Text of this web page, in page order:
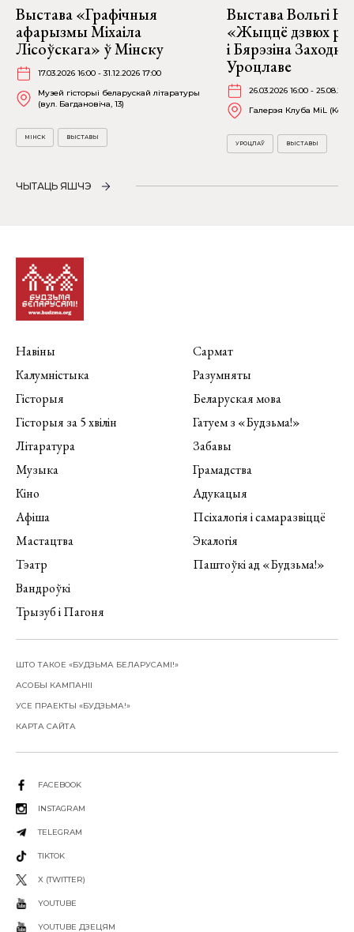
Выстава «Графічныя
афарызмы Міхаіла
Лісоўскага» ў Мінску
17.03.2026 16:00 - 31.12.2026 17:00
Музей гісторыі беларускай літаратуры
(вул. Багдановіча, 13)
МІНСК ВЫСТАВЫ
Выстава Вольгі
«Жыццё дзвюх
і Бярэзіна
Уроцлаве
26.03.2026 16:00 -
Галерэя Клуба MiL
УРОЦЛАЎ ВЫСТАВЫ
ЧЫТАЦЬ ЯШЧЭ
Навіны
Калумністыка
Гісторыя
Гісторыя за 5 хвілін
Літаратура
Музыка
Кіно
Афіша
Мастацтва
Тэатр
Вандроўкі
Трызуб і Пагоня
Сармат
Разумняты
Беларуская мова
Гатуем з «Будзьма!»
Забавы
Грамадства
Адукацыя
Псіхалогія і самаразвіццё
Экалогія
Паштоўкі ад «Будзьма!»
ШТО ТАКОЕ «БУДЗЬМА БЕЛАРУСАМІ!»
АСОБЫ КАМПАНІІ
УСЕ ПРАЕКТЫ «БУДЗЬМА!»
КАРТА САЙТА
FACEBOOK
INSTAGRAM
TELEGRAM
TIKTOK
X (TWITTER)
YOUTUBE
YOUTUBE ДЗЕЦЯМ